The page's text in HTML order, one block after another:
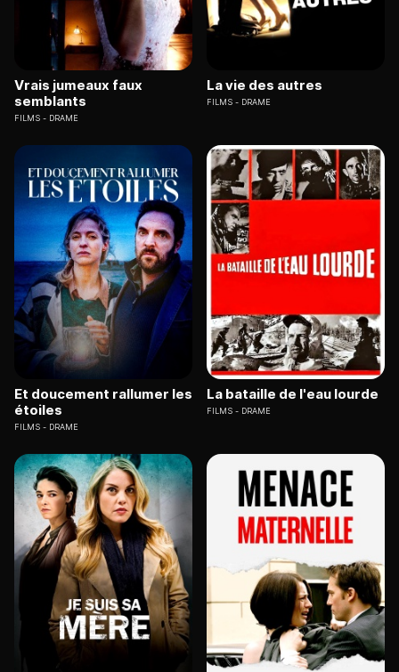
Vrais jumeaux faux
semblants
FILMS DRAME
La vie des autres
FILMS DRAME
Et doucement rallumer les
étoiles
FILMS DRAME
La bataille de l'eau lourde
FILMS DRAME